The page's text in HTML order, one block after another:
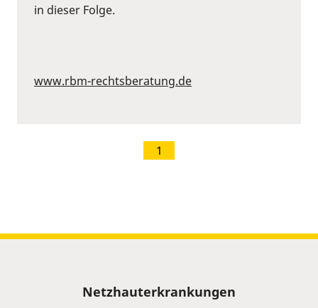
in dieser Folge.
www.rbm-rechtsberatung.de
1
Netzhauterkrankungen